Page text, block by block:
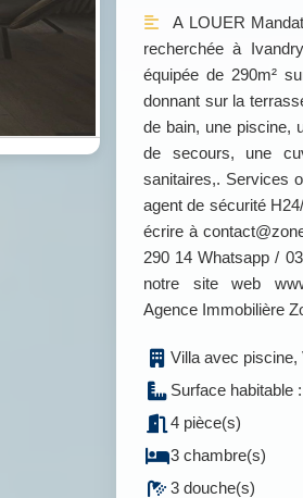
A LOUER
recherchée à
équipée de 290m²
donnant sur la
de bain, une piscine,
de secours, une
sanitaires,. Services
agent de sécurité
écrire à
290 14 Whatsapp /
notre site web
Agence Immobilière
Villa avec piscine,
Surface habitable
4 pièce(s)
3 chambre(s)
3 douche(s)